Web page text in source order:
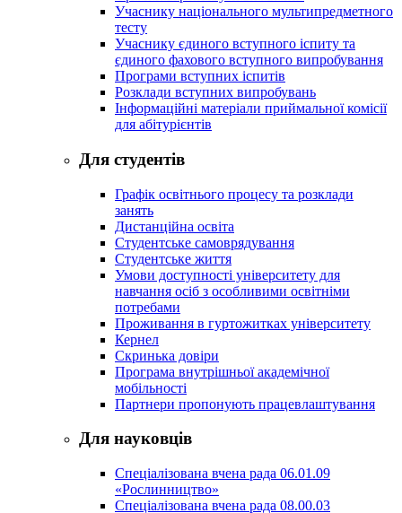
Учаснику національного мультипредметного
тесту
Учаснику єдиного вступного іспиту та
єдиного фахового вступного випробування
Програми вступних іспитів
Розклади вступних випробувань
Інформаційні матеріали приймальної комісії
для абітурієнтів
Для студентів
Графік освітнього процесу та розклади
занять
Дистанційна освіта
Студентське самоврядування
Студентське життя
Умови доступності університету для
навчання осіб з особливими освітніми
потребами
Проживання в гуртожитках університету
Кернел
Скринька довіри
Програма внутрішньої академічної
мобільності
Партнери пропонують працевлаштування
Для науковців
Спеціалізована вчена рада 06.01.09
«Рослинництво»
Спеціалізована вчена рада 08.00.03